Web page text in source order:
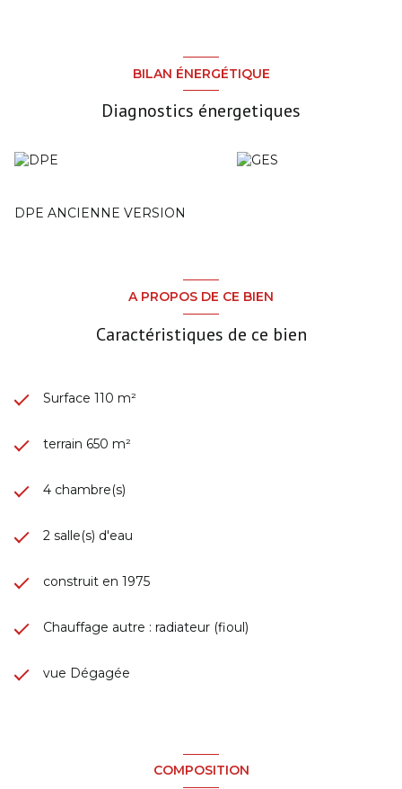
BILAN ÉNERGÉTIQUE
Diagnostics énergetiques
DPE ANCIENNE VERSION
A PROPOS DE CE BIEN
Caractéristiques de ce bien
Surface 110 m²
terrain 650 m²
4 chambre(s)
2 salle(s) d'eau
construit en 1975
Chauffage autre : radiateur (fioul)
vue Dégagée
COMPOSITION